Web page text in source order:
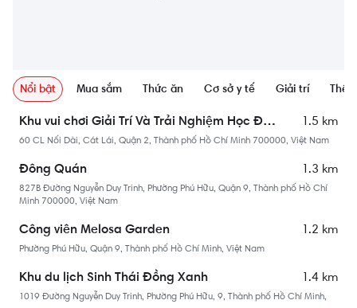
Nổi bật Mua sắm Thức ăn Cơ sở y tế Giải trí Thể
Khu vui chơi Giải Trí Và Trải Nghiệm Học Đường Biển Bồng Sơ (BBS) 1.5 km
60 CL Nối Dài, Cát Lái, Quận 2, Thành phố Hồ Chí Minh 700000, Việt Nam
Đông Quán 1.3 km
827B Đường Nguyễn Duy Trinh, Phường Phú Hữu, Quận 9, Thành phố Hồ Chí
Minh 700000, Việt Nam
Công viên Melosa Garden 1.2 km
Phường Phú Hữu, Quận 9, Thành phố Hồ Chí Minh, Việt Nam
Khu du lịch Sinh Thái Đồng Xanh 1.4 km
1019 Đường Nguyễn Duy Trinh, Phường Phú Hữu, 9, Thành phố Hồ Chí Minh,